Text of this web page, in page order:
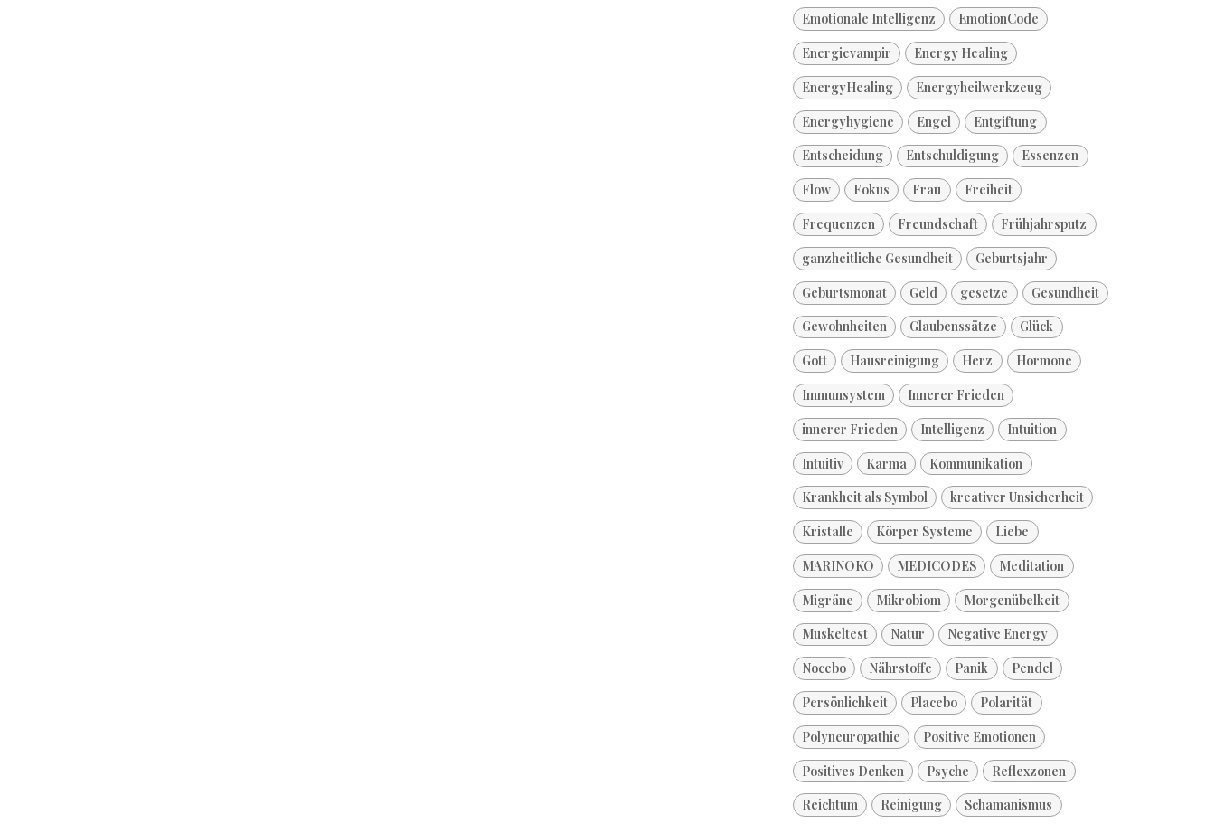
Emotionale Intelligenz
EmotionCode
Energievampir
Energy Healing
EnergyHealing
Energyheilwerkzeug
Energyhygiene
Engel
Entgiftung
Entscheidung
Entschuldigung
Essenzen
Flow
Fokus Frau
Freiheit
Frequenzen
Freundschaft
Frühjahrsputz
ganzheitliche Gesundheit
Geburtsjahr
Geburtsmonat
Geld gesetze
Gesundheit
Gewohnheiten
Glaubenssätze
Glück
Gott
Hausreinigung Herz
Hormone
Immunsystem
Innerer Frieden
innerer Frieden
Intelligenz
Intuition
Intuitiv
Karma
Kommunikation
Krankheit als Symbol
kreativer Unsicherheit
Kristalle
Körper Systeme
Liebe
MARINOKO
MEDICODES
Meditation
Migräne
Mikrobiom
Morgenübelkeit
Muskeltest
Natur
Negative Energy
Nocebo
Nährstoffe Panik
Pendel
Persönlichkeit
Placebo
Polarität
Polyneuropathie
Positive Emotionen
Positives Denken
Psyche
Reflexzonen
Reichtum
Reinigung
Schamanismus